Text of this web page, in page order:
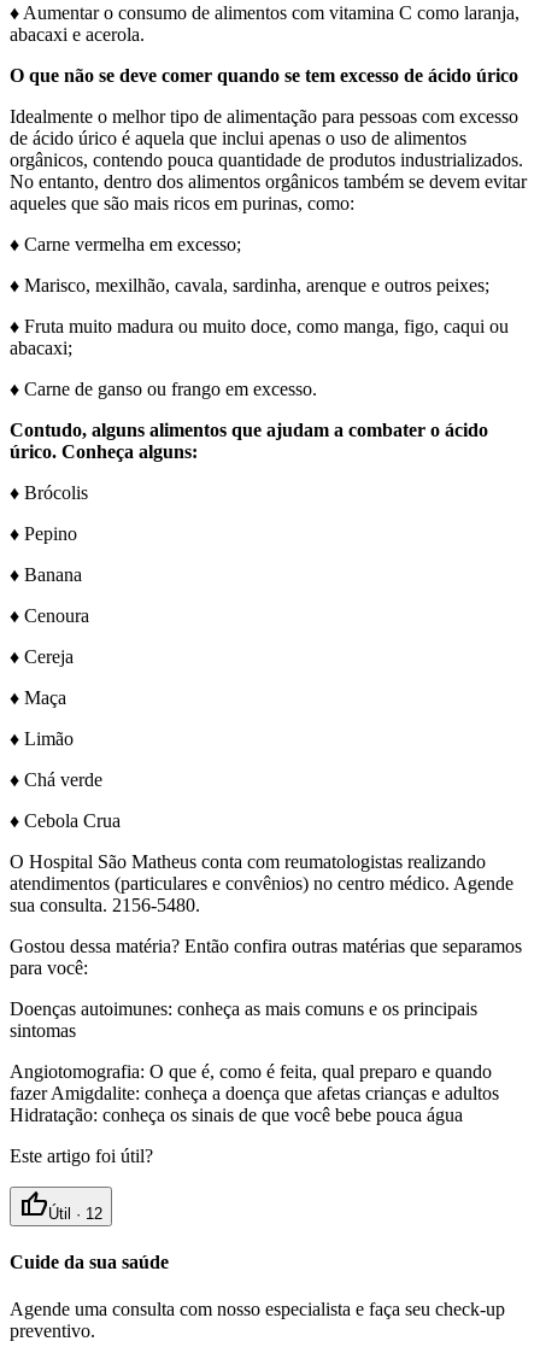
♦ Aumentar o consumo de alimentos com vitamina C como laranja,
abacaxi e acerola.
O que não se deve comer quando se tem excesso de ácido úrico
Idealmente o melhor tipo de alimentação para pessoas com excesso
de ácido úrico é aquela que inclui apenas o uso de alimentos
orgânicos, contendo pouca quantidade de produtos industrializados.
No entanto, dentro dos alimentos orgânicos também se devem evitar
aqueles que são mais ricos em purinas, como:
♦ Carne vermelha em excesso;
♦ Marisco, mexilhão, cavala, sardinha, arenque e outros peixes;
♦ Fruta muito madura ou muito doce, como manga, figo, caqui ou
abacaxi;
♦ Carne de ganso ou frango em excesso.
Contudo, alguns alimentos que ajudam a combater o ácido
úrico. Conheça alguns:
♦ Brócolis
♦ Pepino
♦ Banana
♦ Cenoura
♦ Cereja
♦ Maça
♦ Limão
♦ Chá verde
♦ Cebola Crua
O Hospital São Matheus conta com reumatologistas realizando
atendimentos (particulares e convênios) no centro médico. Agende
sua consulta. 2156-5480.
Gostou dessa matéria? Então confira outras matérias que separamos
para você:
Doenças autoimunes: conheça as mais comuns e os principais
sintomas
Angiotomografia: O que é, como é feita, qual preparo e quando
fazer Amigdalite: conheça a doença que afetas crianças e adultos
Hidratação: conheça os sinais de que você bebe pouca água
Este artigo foi útil?
thumb_upÚtil · 12
Cuide da sua saúde
Agende uma consulta com nosso especialista e faça seu check-up
preventivo.